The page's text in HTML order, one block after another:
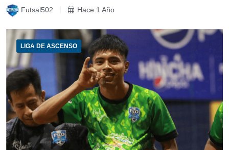
Futsal502 Hace 1 Año
LIGA DE ASCENSO